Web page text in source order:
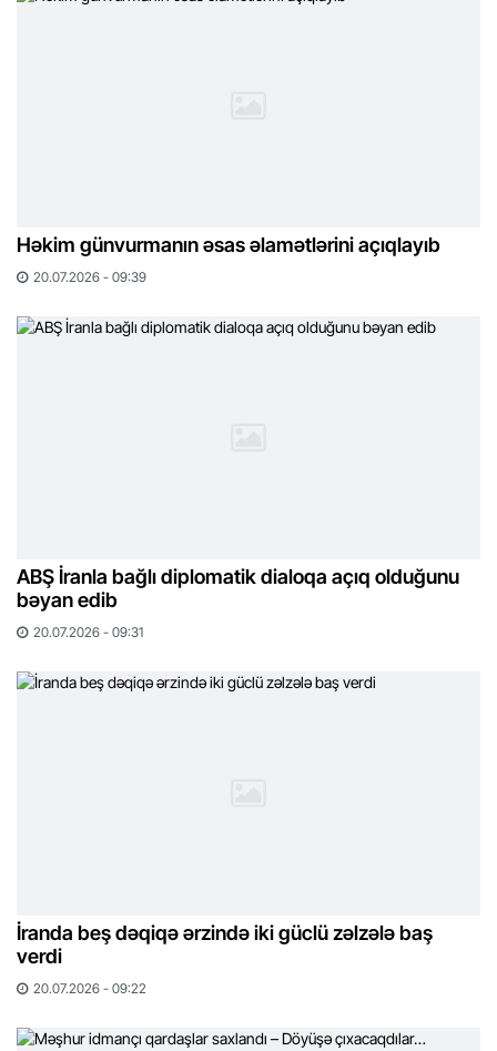
Həkim günvurmanın əsas əlamətlərini açıqlayıb
20.07.2026 - 09:39
ABŞ İranla bağlı diplomatik dialoqa açıq olduğunu
bəyan edib
20.07.2026 - 09:31
İranda beş dəqiqə ərzində iki güclü zəlzələ baş
verdi
20.07.2026 - 09:22